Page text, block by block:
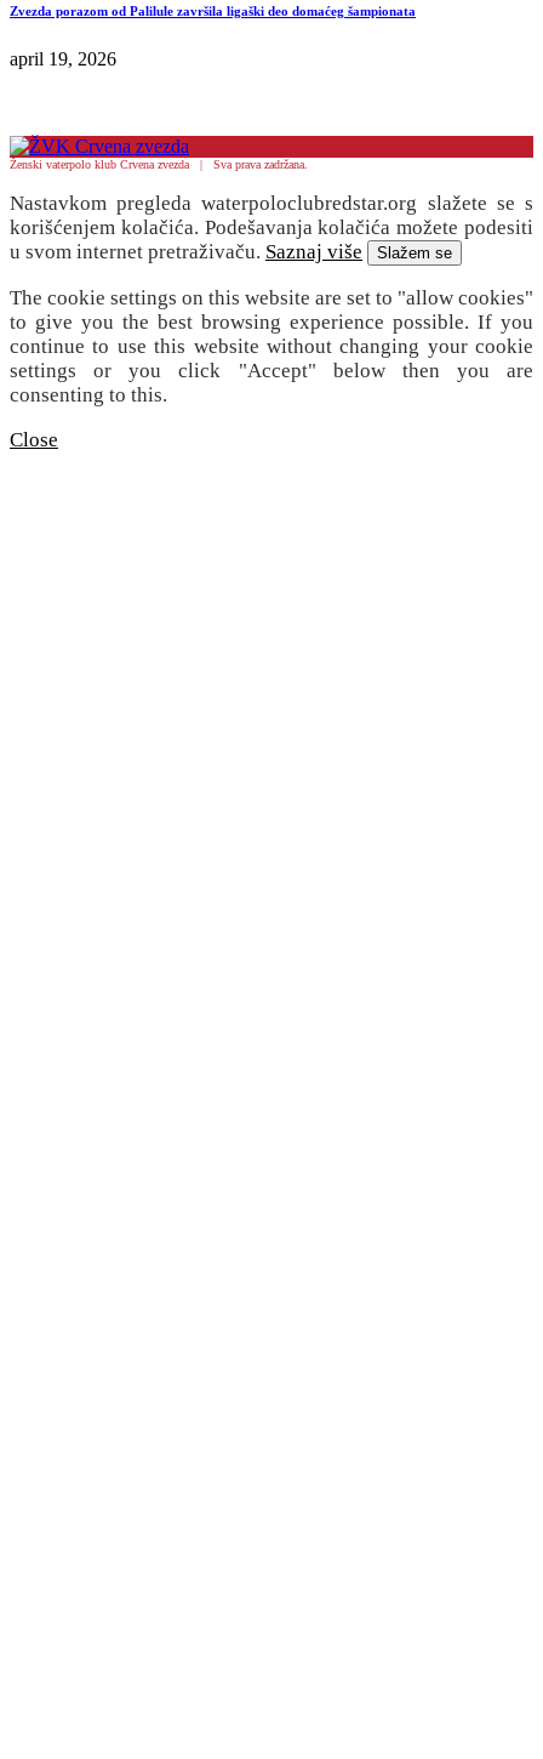
Zvezda porazom od Palilule završila ligaški deo domaćeg šampionata
april 19, 2026
Ženski vaterpolo klub Crvena zvezda | Sva prava zadržana.
Nastavkom pregleda waterpoloclubredstar.org slažete se s
korišćenjem kolačića. Podešavanja kolačića možete podesiti
u svom internet pretraživaču. Saznaj više Slažem se
The cookie settings on this website are set to "allow cookies"
to give you the best browsing experience possible. If you
continue to use this website without changing your cookie
settings or you click "Accept" below then you are
consenting to this.
Close